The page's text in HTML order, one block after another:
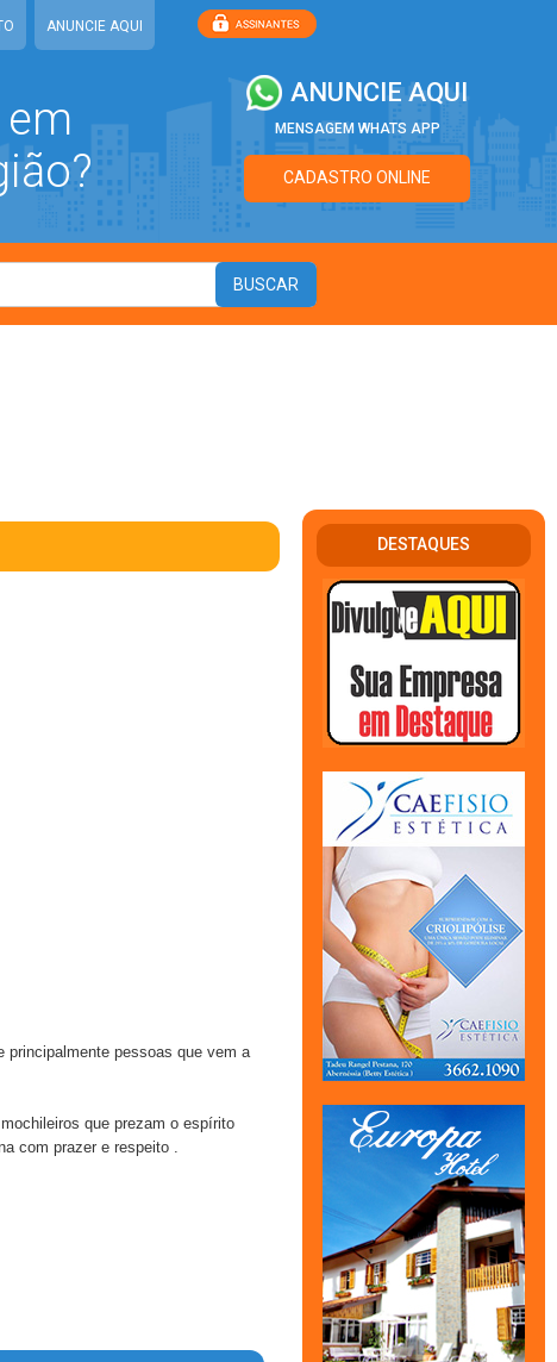
ANUNCIE AQUI
ANUNCIE AQUI
MENSAGEM WHATS APP
CADASTRO ONLINE
principalmente pessoas que vem a
que prezam o espírito
com prazer e respeito .
DESTAQUES